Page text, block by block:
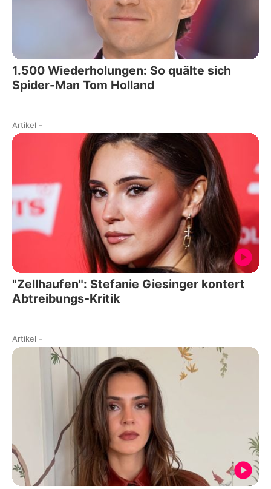
1.500 Wiederholungen: So quälte sich
Spider-Man Tom Holland
Artikel -
"Zellhaufen": Stefanie Giesinger kontert
Abtreibungs-Kritik
Artikel -